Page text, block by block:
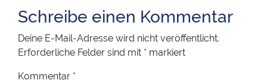
Schreibe einen Kommentar
Deine E-Mail-Adresse wird nicht veröffentlicht.
Erforderliche Felder sind mit * markiert
Kommentar *